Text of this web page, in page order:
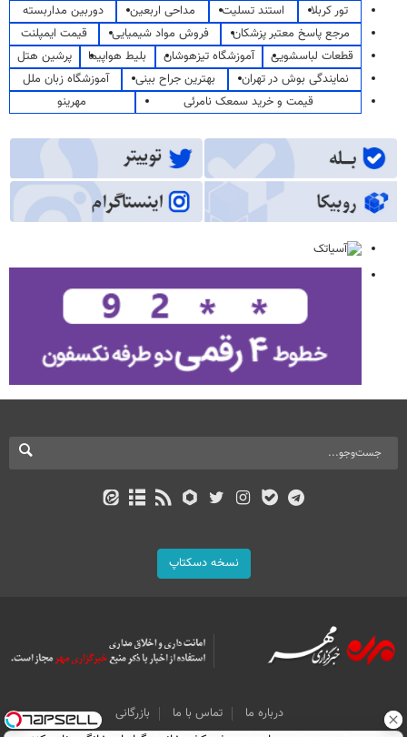
تور کربلا
استند تسلیت مداحی اربعین
دوربین مداربسته
مرجع پاسخ معتبر پزشکان
فروش مواد شیمیایی
قیمت ایمپلنت
قطعات لباسشویی
آموزشگاه تیزهوشان بلیط هواپیما
پرشین هتل
نمایندگی بوش در تهران
بهترین جراح بینی
آموزشگاه زبان ملل
قیمت و خرید سمعک نامرئی
مهرینو
نسخه دسکتاپ
درباره ما تماس با ما
بازرگانی